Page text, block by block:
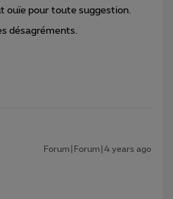
ouïe pour toute suggestion.
désagréments.
Forum|Forum|4 years ago